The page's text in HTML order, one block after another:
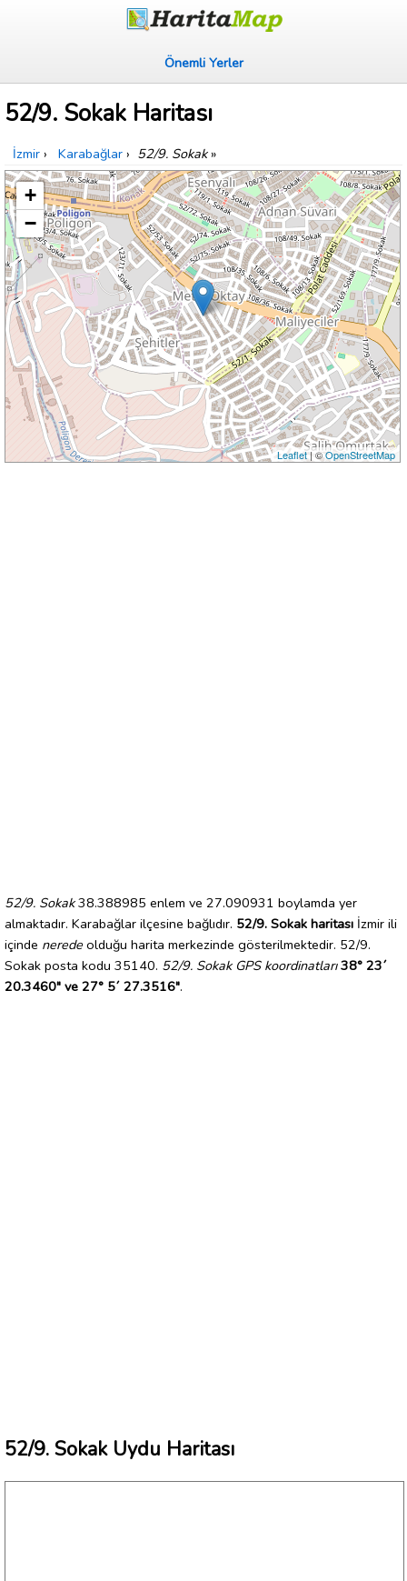
Önemli Yerler
52/9. Sokak Haritası
İzmir › Karabağlar › 52/9. Sokak»
+
−
Leaflet| ©OpenStreetMap
52/9. Sokak38.388985 enlem ve 27.090931 boylamda yer
almaktadır. Karabağlar ilçesine bağlıdır. 52/9. Sokak haritası İzmir ili
içinde nerede olduğu harita merkezinde gösterilmektedir. 52/9.
Sokak posta kodu 35140. 52/9. Sokak GPS koordinatları 38° 23´
20.3460" ve 27° 5´ 27.3516".
52/9. Sokak Uydu Haritası